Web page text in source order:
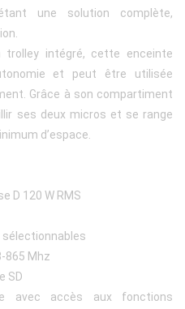
une solution complète,
trolley intégré, cette enceinte
et peut être utilisée
Grâce à son compartiment
ses deux micros et se range
d’espace.
D 120 W RMS
sélectionnables
865 Mhz
SD
avec accès aux fonctions